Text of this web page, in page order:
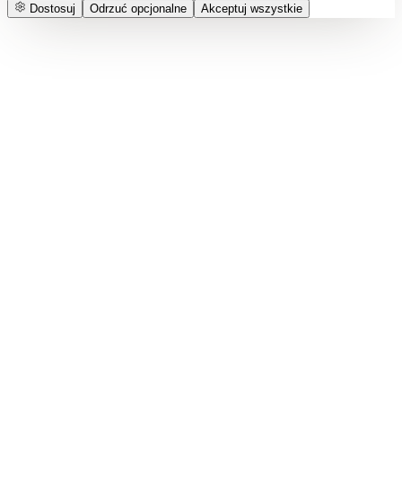
Dostosuj Odrzuć opcjonalne Akceptuj wszystkie